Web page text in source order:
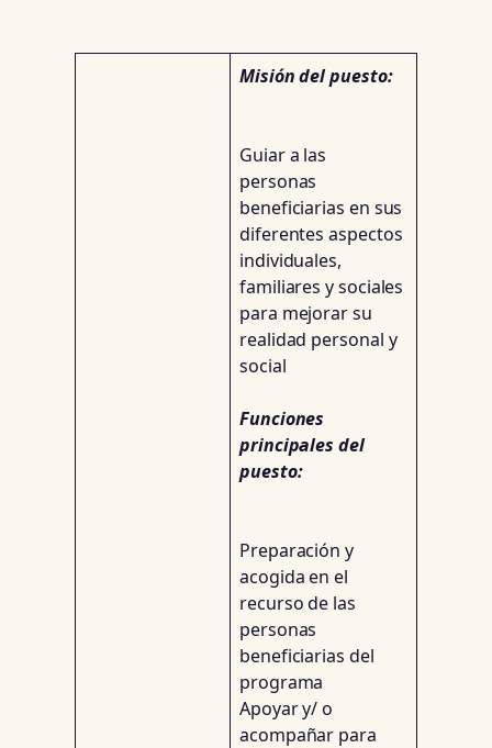
Misión del puesto:
Guiar a las
personas
beneficiarias en sus
diferentes aspectos
individuales,
familiares y sociales
para mejorar su
realidad personal y
social
Funciones
principales del
puesto:
Preparación y
acogida en el
recurso de las
personas
beneficiarias del
programa
Apoyar y/ o
acompañar para